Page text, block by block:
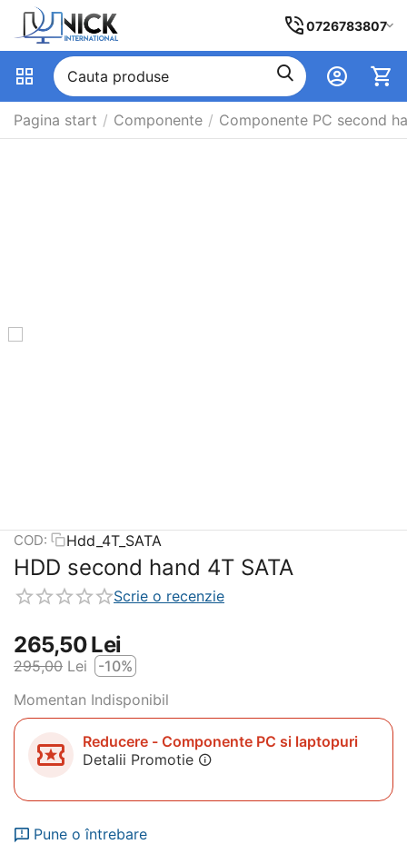
0726783807
Pagina start / Componente / Componente PC second
COD: Hdd_4T_SATA
HDD second hand 4T SATA
Scrie o recenzie
265,50Lei
295,00 Lei
-10%
Momentan Indisponibil
Reducere - Componente PC si laptopuri
Detalii Promotie
Pune o întrebare